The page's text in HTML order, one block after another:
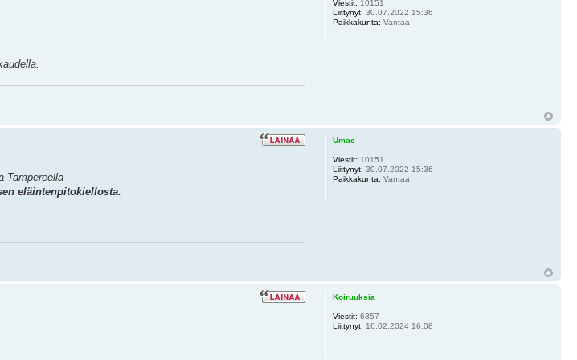
Viestit: 10151
Liittynyt: 30.07.2022 15:36
Paikkakunta: Vantaa
Tampereella
eläintenpitokiellosta.
Umac
Viestit: 10151
Liittynyt: 30.07.2022 15:36
Paikkakunta: Vantaa
Koiruuksia
Viestit: 6857
Liittynyt: 16.02.2024 16:08